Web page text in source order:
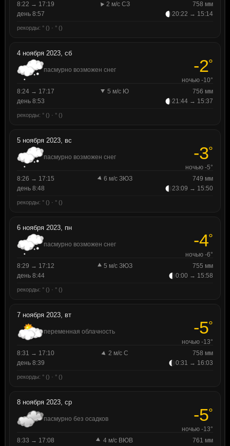
8:22 → 17:19
2 м/с СЗ
758 мм
день 8:57
20:22 → 15:14
рекорды: ° () · ° ()
4 ноября 2023, сб
пасмурно возможен снег -2°
ночью -10°
8:24 → 17:17
5 м/с Ю
756 мм
день 8:53
21:44 → 15:37
рекорды: ° () · ° ()
5 ноября 2023, вс
пасмурно возможен снег -3°
ночью -5°
8:26 → 17:15
6 м/с ЗЮЗ
749 мм
день 8:48
23:09 → 15:50
рекорды: ° () · ° ()
6 ноября 2023, пн
пасмурно возможен снег -4°
ночью -6°
8:29 → 17:12
5 м/с ЗЮЗ
755 мм
день 8:44
0:00 → 15:58
рекорды: ° () · ° ()
7 ноября 2023, вт
переменная облачность -5°
ночью -13°
8:31 → 17:10
2 м/с С
758 мм
день 8:39
0:31 → 16:03
рекорды: ° () · ° ()
8 ноября 2023, ср
пасмурно без осадков -5°
ночью -13°
8:33 → 17:08
4 м/с ВЮВ
761 мм